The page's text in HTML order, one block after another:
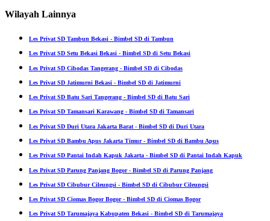
Wilayah Lainnya
Les Privat SD Tambun Bekasi - Bimbel SD di Tambun
Les Privat SD Setu Bekasi Bekasi - Bimbel SD di Setu Bekasi
Les Privat SD Cibodas Tangerang - Bimbel SD di Cibodas
Les Privat SD Jatimurni Bekasi - Bimbel SD di Jatimurni
Les Privat SD Batu Sari Tangerang - Bimbel SD di Batu Sari
Les Privat SD Tamansari Karawang - Bimbel SD di Tamansari
Les Privat SD Duri Utara Jakarta Barat - Bimbel SD di Duri Utara
Les Privat SD Bambu Apus Jakarta Timur - Bimbel SD di Bambu Apus
Les Privat SD Pantai Indah Kapuk Jakarta - Bimbel SD di Pantai Indah Kapuk
Les Privat SD Parung Panjang Bogor - Bimbel SD di Parung Panjang
Les Privat SD Cibubur Cileungsi - Bimbel SD di Cibubur Cileungsi
Les Privat SD Ciomas Bogor Bogor - Bimbel SD di Ciomas Bogor
Les Privat SD Tarumajaya Kabupaten Bekasi - Bimbel SD di Tarumajaya